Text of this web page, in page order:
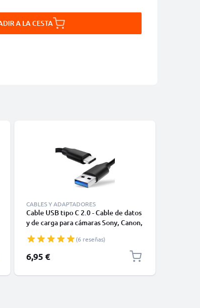
A LA CESTA
CABLES Y ADAPTADORES
Cable USB tipo C 2.0 - Cable de datos
y de carga para cámaras Sony, Canon,
Moto Z, Huawei, Xiaomi - 1,0m Cable
cargador USB tipo C
(6 reseñas)
6,95 €